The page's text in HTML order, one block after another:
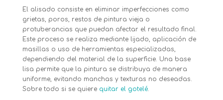
El alisado consiste en eliminar imperfecciones como
grietas, poros, restos de pintura vieja o
protuberancias que puedan afectar el resultado final.
Este proceso se realiza mediante lijado, aplicación de
masillas o uso de herramientas especializadas,
dependiendo del material de la superficie. Una base
lisa permite que la pintura se distribuya de manera
uniforme, evitando manchas y texturas no deseadas.
Sobre todo si se quiere quitar el gotelé.